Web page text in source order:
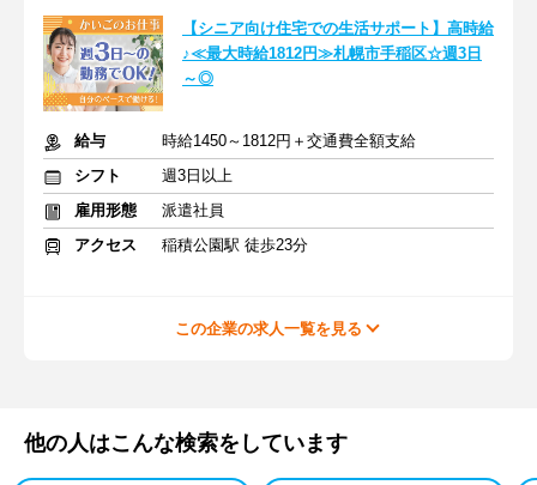
【シニア向け住宅での生活サポート】高時給
♪≪最大時給1812円≫札幌市手稲区☆週3日
～◎
給与
時給1450～1812円＋交通費全額支給
シフト
週3日以上
雇用形態
派遣社員
アクセス
稲積公園駅 徒歩23分
この企業の求人一覧を見る
他の人はこんな検索をしています